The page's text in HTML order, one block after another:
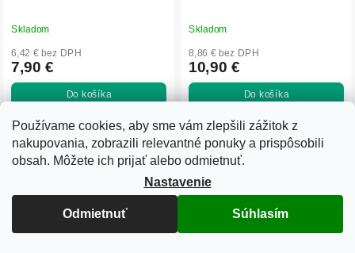
Používame cookies, aby sme vám zlepšili zážitok z
nakupovania, zobrazili relevantné ponuky a prispôsobili
obsah. Môžete ich prijať alebo odmietnuť.
Nastavenie
Odmietnuť Súhlasím
Skladom
6,42 € bez DPH
7,90 €
Do košíka
Pánsky šampón a sprchový gél 2v1
Dr. Konopka’s jemne čistí vlasy aj
pokožku, osviežuje a hydratuje.
Ideálny na každodenné použitie.
Skladom
8,86 € bez DPH
10,90 €
Do košíka
Pánske sérum proti vypadávaniu
vlasov Dr. Konopka’s posilňuje
vlasové korienky, podporuje rast a
zlepšuje hustotu vlasov. Vyživuje